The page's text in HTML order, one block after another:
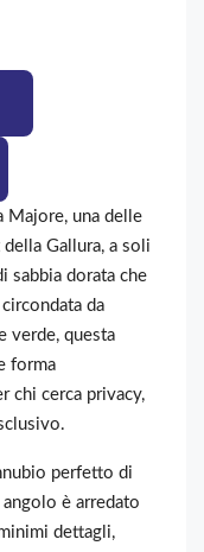
Majore, una delle
Gallura, a soli
sabbia dorata che
da
verde, questa
forma
chi cerca privacy,
perfetto di
è arredato
dettagli,